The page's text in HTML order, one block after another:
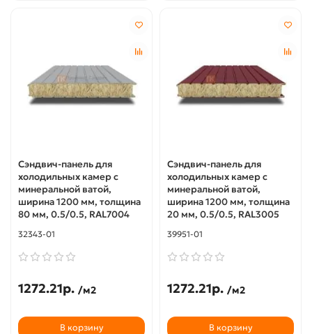
Сэндвич-панель для
холодильных камер с
минеральной ватой,
ширина 1200 мм, толщина
80 мм, 0.5/0.5, RAL7004
32343-01
1272.21р. /м2
В корзину
Сэндвич-панель для
холодильных камер с
минеральной ватой,
ширина 1200 мм, толщина
20 мм, 0.5/0.5, RAL3005
39951-01
1272.21р. /м2
В корзину